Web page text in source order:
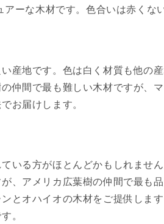
ーな木材です。色合いは赤くな
産地です。色は白く材質も他の
仲間で最も難しい木材ですが、
お届けします。
いる方がほとんどかもしれま
、アメリカ広葉樹の仲間で最も
とオハイオの木材をご提供しま
。